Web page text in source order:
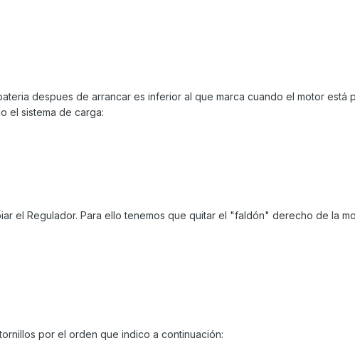
despues de arrancar es inferior al que marca cuando el motor está
el sistema de carga:
el Regulador. Para ello tenemos que quitar el "faldón" derecho de la
por el orden que indico a continuación: